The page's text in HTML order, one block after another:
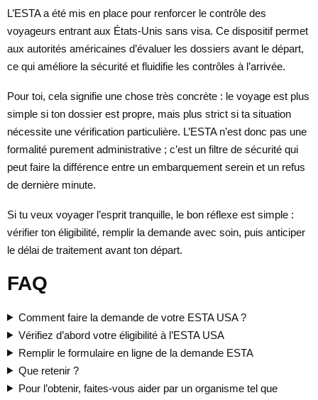
L’ESTA a été mis en place pour renforcer le contrôle des
voyageurs entrant aux États-Unis sans visa. Ce dispositif permet
aux autorités américaines d’évaluer les dossiers avant le départ,
ce qui améliore la sécurité et fluidifie les contrôles à l’arrivée.
Pour toi, cela signifie une chose très concrète : le voyage est plus
simple si ton dossier est propre, mais plus strict si ta situation
nécessite une vérification particulière. L’ESTA n’est donc pas une
formalité purement administrative ; c’est un filtre de sécurité qui
peut faire la différence entre un embarquement serein et un refus
de dernière minute.
Si tu veux voyager l’esprit tranquille, le bon réflexe est simple :
vérifier ton éligibilité, remplir la demande avec soin, puis anticiper
le délai de traitement avant ton départ.
FAQ
Comment faire la demande de votre ESTA USA ?
Vérifiez d’abord votre éligibilité à l’ESTA USA
Remplir le formulaire en ligne de la demande ESTA
Que retenir ?
Pour l’obtenir, faites-vous aider par un organisme tel que